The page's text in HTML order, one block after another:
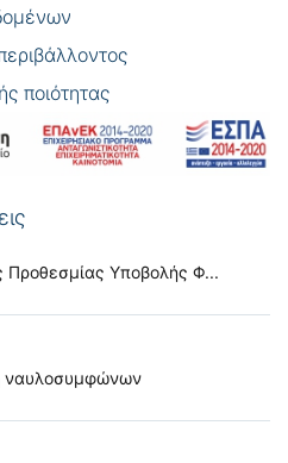
ποιότητας
Προθεσμίας Υποβολής Φ...
ναυλοσυμφώνων